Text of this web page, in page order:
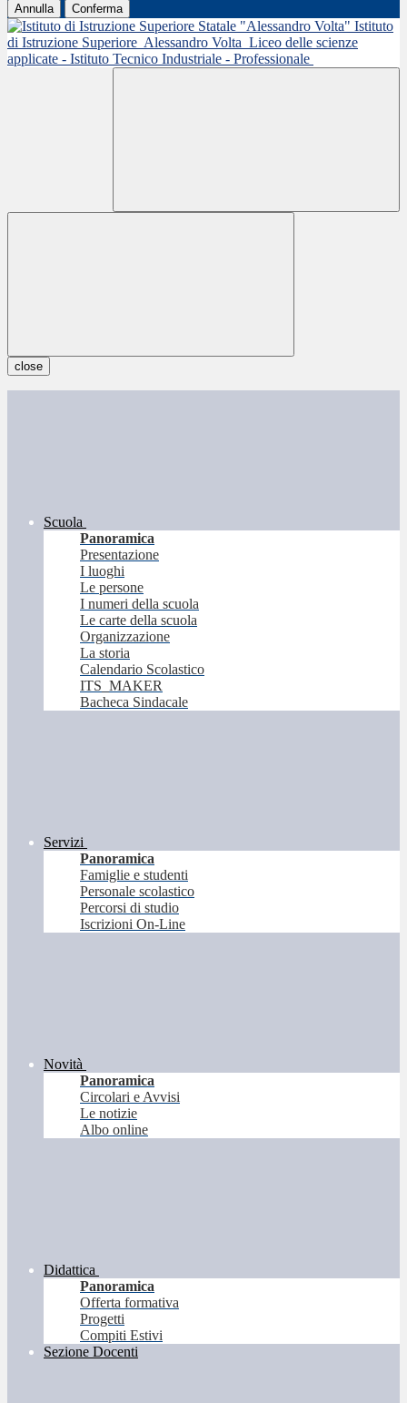
Annulla Conferma
Istituto
di Istruzione Superiore Alessandro Volta Liceo delle scienze
applicate - Istituto Tecnico Industriale - Professionale
close
Scuola
Panoramica
Presentazione
I luoghi
Le persone
I numeri della scuola
Le carte della scuola
Organizzazione
La storia
Calendario Scolastico
ITS_MAKER
Bacheca Sindacale
Servizi
Panoramica
Famiglie e studenti
Personale scolastico
Percorsi di studio
Iscrizioni On-Line
Novità
Panoramica
Circolari e Avvisi
Le notizie
Albo online
Didattica
Panoramica
Offerta formativa
Progetti
Compiti Estivi
Sezione Docenti